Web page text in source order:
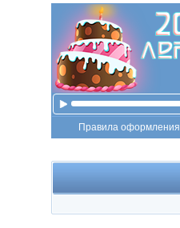
Правила оформления